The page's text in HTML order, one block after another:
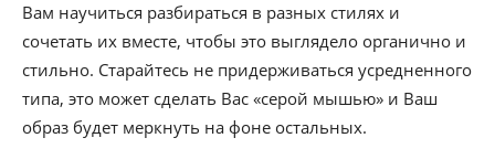
Вам научиться разбираться в разных стилях и
сочетать их вместе, чтобы это выглядело органично и
стильно. Старайтесь не придерживаться усредненного
типа, это может сделать Вас «серой мышью» и Ваш
образ будет меркнуть на фоне остальных.